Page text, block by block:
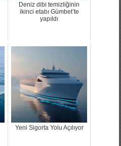
Deniz dibi temizliğinin
ikinci etabı Gümbet’te
yapıldı
Yeni Sigorta Yolu Açılıyor